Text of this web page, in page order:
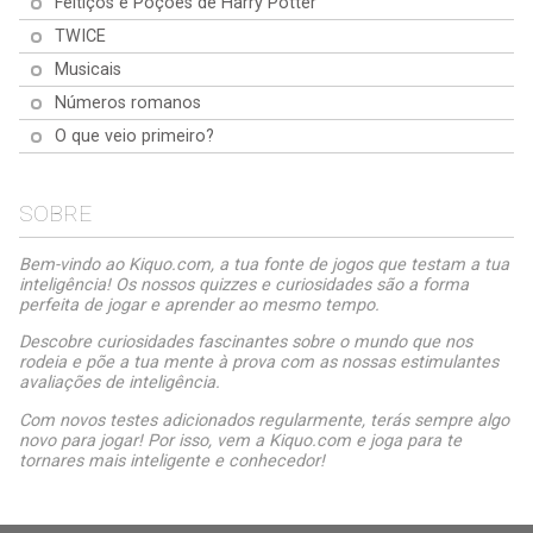
TWICE
Musicais
Números romanos
O que veio primeiro?
SOBRE
Bem-vindo ao Kiquo.com, a tua fonte de jogos que testam a tua
inteligência! Os nossos quizzes e curiosidades são a forma
perfeita de jogar e aprender ao mesmo tempo.
Descobre curiosidades fascinantes sobre o mundo que nos
rodeia e põe a tua mente à prova com as nossas estimulantes
avaliações de inteligência.
Com novos testes adicionados regularmente, terás sempre algo
novo para jogar! Por isso, vem a Kiquo.com e joga para te
tornares mais inteligente e conhecedor!